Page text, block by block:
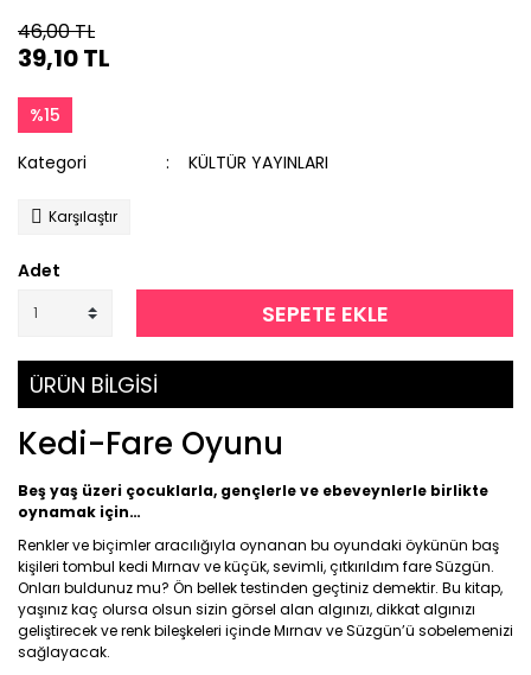
46,00 TL
39,10 TL
%15
Kategori KÜLTÜR YAYINLARI
Karşılaştır
Adet
SEPETE EKLE
ÜRÜN BİLGİSİ
Kedi-Fare Oyunu
Beş yaş üzeri çocuklarla, gençlerleve ebeveynlerle birlikte
oynamak için…
Renkler ve biçimler aracılığıyla oynanan bu oyundaki öykünün baş
kişileri tombul kedi Mırnav ve küçük, sevimli, çıtkırıldım fare Süzgün.
Onları buldunuz mu? Ön bellek testinden geçtiniz demektir. Bu kitap,
yaşınız kaç olursa olsun sizin görsel alan algınızı, dikkat algınızı
geliştirecek ve renk bileşkeleri içinde Mırnav ve Süzgün’ü sobelemenizi
sağlayacak.